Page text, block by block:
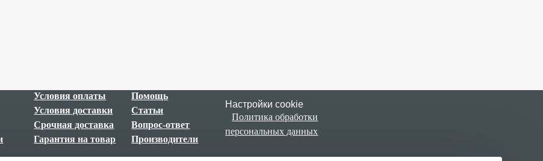
Условия оплаты
Условия доставки
Срочная доставка
Гарантия на товар
Помощь
Статьи
Вопрос-ответ
Производители
Настройки cookie
Политика обработки
персональных данных